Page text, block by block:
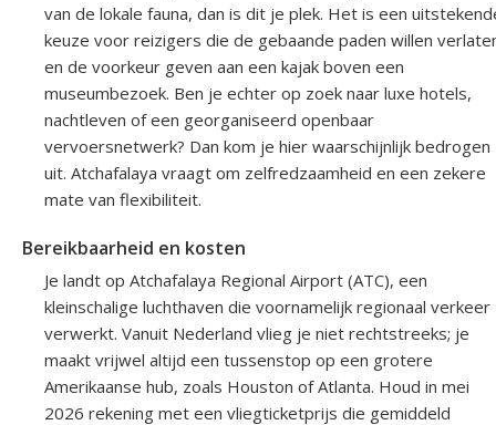
van de lokale fauna, dan is dit je plek. Het is een
keuze voor reizigers die de gebaande paden willen
en de voorkeur geven aan een kajak boven een
museumbezoek. Ben je echter op zoek naar luxe hotels,
nachtleven of een georganiseerd openbaar
vervoersnetwerk? Dan kom je hier waarschijnlijk bedrogen
uit. Atchafalaya vraagt om zelfredzaamheid en een zekere
mate van flexibiliteit.
Bereikbaarheid en kosten
Je landt op Atchafalaya Regional Airport (ATC), een
kleinschalige luchthaven die voornamelijk regionaal verkeer
verwerkt. Vanuit Nederland vlieg je niet rechtstreeks; je
maakt vrijwel altijd een tussenstop op een grotere
Amerikaanse hub, zoals Houston of Atlanta. Houd in mei
2026 rekening met een vliegticketprijs die gemiddeld